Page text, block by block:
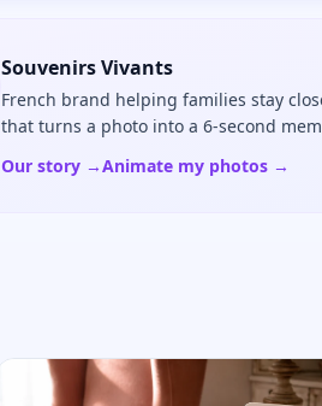
Souvenirs Vivants
French brand helping families stay
that turns a photo into a 6-second
Our story →Animate my photos →